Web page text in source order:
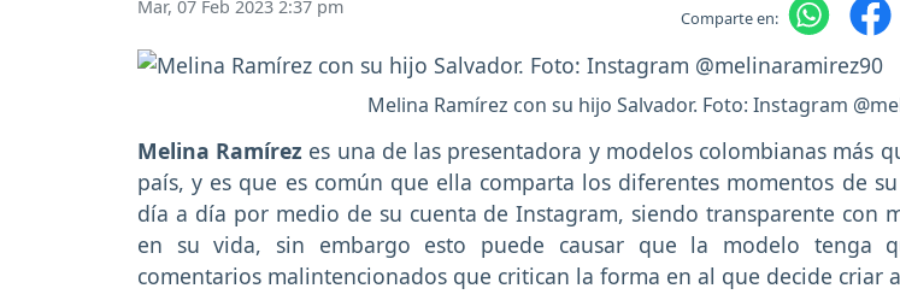
Mar, 07 Feb 2023 2:37 pm Comparte en:
Melina Ramírez con su hijo Salvador. Foto: Instagram
Melina Ramírez es una de las presentadora y modelos colombianas más
país, y es que es común que ella comparta los diferentes momentos de
día a día por medio de su cuenta de Instagram, siendo transparente con
en su vida, sin embargo esto puede causar que la modelo tenga
comentarios malintencionados que critican la forma en al que decide criar